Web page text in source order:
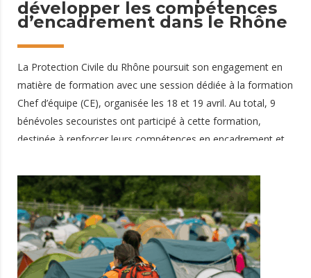
développer les compétences
d’encadrement dans le Rhône
La Protection Civile du Rhône poursuit son engagement en
matière de formation avec une session dédiée à la formation
Chef d’équipe (CE), organisée les 18 et 19 avril. Au total, 9
bénévoles secouristes ont participé à cette formation,
destinée à renforcer leurs compétences en encadrement et
l’encadrement des dispositifs de secours Accessible aux
secouristes titulaires du PSE2, la formation Chef d’équipe
permet de prendre la responsabilité d’un dispositif de secours
à échelle d’équipe. Le chef d’équipe est chargé de :
coordonner les moyens humains et matériels manager une
équipe de secouristes organiser la